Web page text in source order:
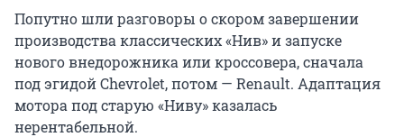
Попутно шли разговоры о скором завершении
производства классических «Нив» и запуске
нового внедорожника или кроссовера, сначала
под эгидой Chevrolet, потом — Renault. Адаптация
мотора под старую «Ниву» казалась
нерентабельной.